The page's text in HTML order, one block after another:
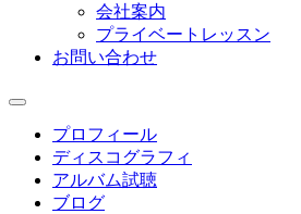
会社案内
プライベートレッスン
お問い合わせ
プロフィール
ディスコグラフィ
アルバム試聴
ブログ